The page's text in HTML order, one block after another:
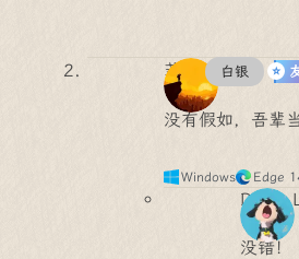
菲克 白银
没有假如，吾辈
Windows Edge
Dylan
没错！